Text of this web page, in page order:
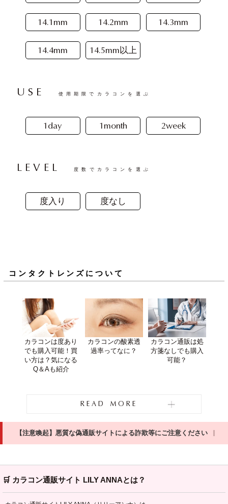
14.1mm 14.2mm 14.3mm
14.4mm 14.5mm以上
USE 使用期限でカラコンを選ぶ
1day 1month 2week
LEVEL 度数でカラコンを選ぶ
度入り 度なし
コンタクトレンズについて
カラコンは度あり
でも購入可能！買
い方は？気になる
Q＆Aも紹介
カラコンの酸素透
過率ってなに？
カラコン通販は処
方箋なしでも購入
可能？
READ MORE
【注意喚起】悪質な偽通販サイトによる詐欺等にご注意ください
🛒 カラコン通販サイト LILY ANNAとは？